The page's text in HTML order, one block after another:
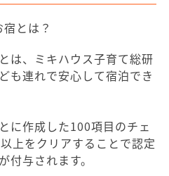
とは？
は、ミキハウス子育て総研
も連れで安心して宿泊でき
に作成した100項目のチェ
上をクリアすることで認定
付与されます。